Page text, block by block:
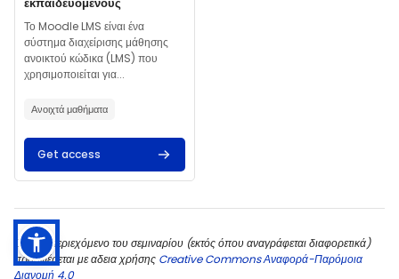
Course summary text:
Το Moodle LMS είναι ένα
σύστημα διαχείρισης μάθησης
ανοικτού κώδικα (LMS) που
χρησιμοποιείται για...
Ανοιχτά μαθήματα
Get access
Όλο το περιεχόμενο του σεμιναρίου (εκτός όπου αναγράφεται διαφορετικά)
προσφέρεται με αδεια χρήσης Creative Commons Αναφορά-Παρόμοια
Διανομή 4.0